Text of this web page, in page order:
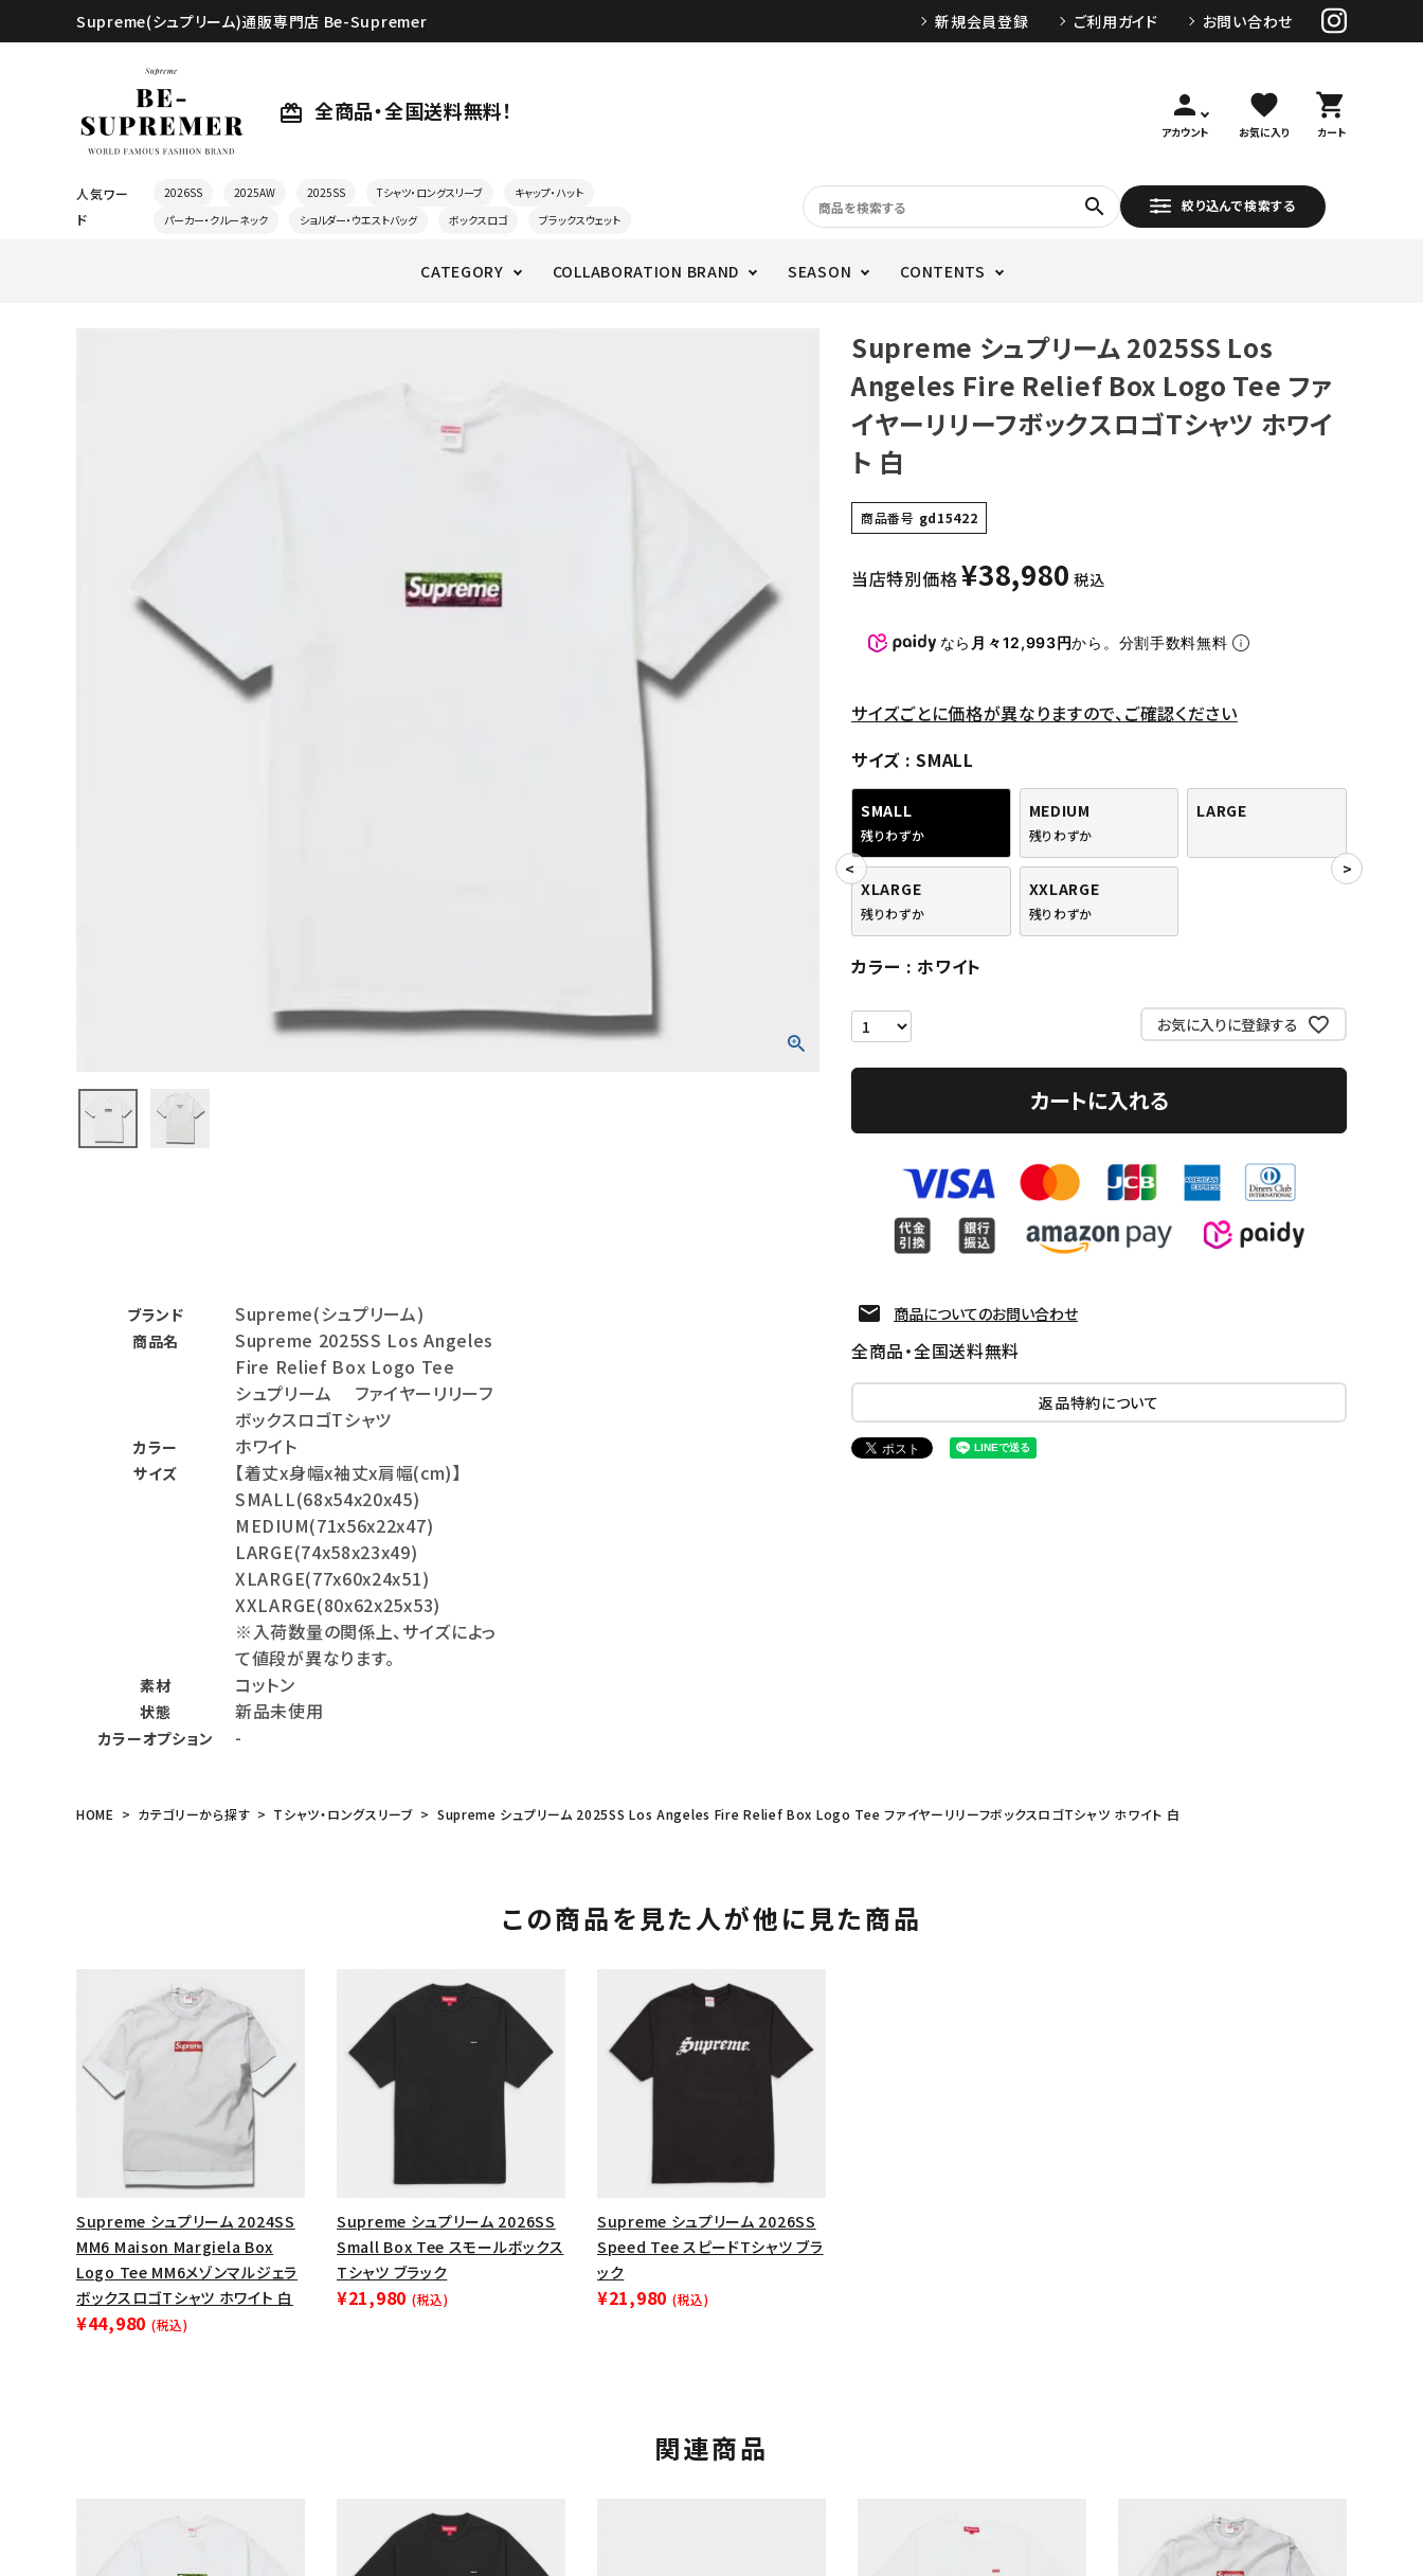
Supreme(シュプリーム)通販専門店 Be-Supremer 新規会員登録 ご利用ガイド お問い合わせ
card_giftcard 全商品・全国送料無料！ person
アカウント
favorite
お気に入り
shopping_cart
カート
人気ワー
ド
2026SS 2025AW 2025SS Tシャツ・ロングスリーブ
キャップ・ハット
パーカー・クルーネック
ショルダー・ウエストバッグ ボックスロゴ ブラックスウェット
search 絞り込んで検索する
CATEGORY COLLABORATION BRAND SEASON CONTENTS
キーワードから探す
カテゴリーから探す コラボレーションブランドから探す
パンツ・ショーツ
person 会員登録
ブランド Supreme(シュプリーム)
商品名
Supreme 2025SS Los Angeles
Fire Relief Box Logo Tee
シュプリーム ファイヤーリリーフ
ボックスロゴTシャツ
カラー ホワイト
サイズ
【着丈x身幅x袖丈x肩幅(cm)】
SMALL(68x54x20x45)
MEDIUM(71x56x22x47)
LARGE(74x58x23x49)
XLARGE(77x60x24x51)
XXLARGE(80x62x25x53)
※入荷数量の関係上、サイズによっ
て値段が異なります。
素材 コットン
状態 新品未使用
カラーオプション -
Supreme シュプリーム 2025SS Los
Angeles Fire Relief Box Logo Tee ファ
イヤーリリーフボックスロゴTシャツ ホワイ
ト 白
商品番号 gd15422
当店特別価格¥38,980 税込
なら 月々12,993円から。分割手数料無料
サイズごとに価格が異なりますので、ご確認ください
サイズ
SMALL
SMALL
残りわずか
MEDIUM
残りわずか
LARGE
XLARGE
残りわずか
XXLARGE
残りわずか
カラー ホワイト
お気に入りに登録する
カートに入れる
商品についてのお問い合わせ
全商品・全国送料無料
返品特約について
HOME カテゴリーから探す Tシャツ・ロングスリーブ Supreme シュプリーム 2025SS Los Angeles Fire Relief Box Logo Tee ファイヤーリリーフボックスロゴTシャツ ホワイト 白
この商品を見た人が他に見た商品
Supreme シュプリーム 2024SS
MM6 Maison Margiela Box
Logo Tee MM6メゾンマルジェラ
ボックスロゴTシャツ ホワイト 白
¥44,980 (税込)
Supreme シュプリーム 2026SS
Small Box Tee スモールボックス
Tシャツ ブラック
¥21,980 (税込)
Supreme シュプリーム 2026SS
Speed Tee スピードTシャツ ブラ
ック
¥21,980 (税込)
関連商品